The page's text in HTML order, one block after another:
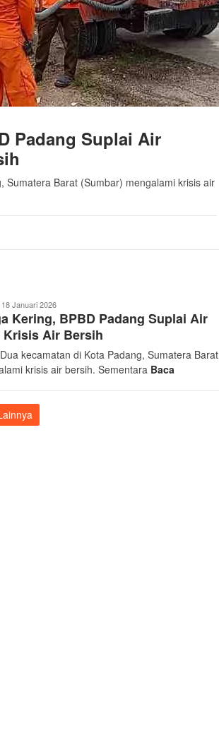
Padang Suplai Air
Sumatera Barat (Sumbar) mengalami krisis air
Musthofa
18 Januari 2026
Kering, BPBD Padang Suplai Air
Air Bersih
kecamatan di Kota Padang, Sumatera Barat
krisis air bersih. Sementara Baca